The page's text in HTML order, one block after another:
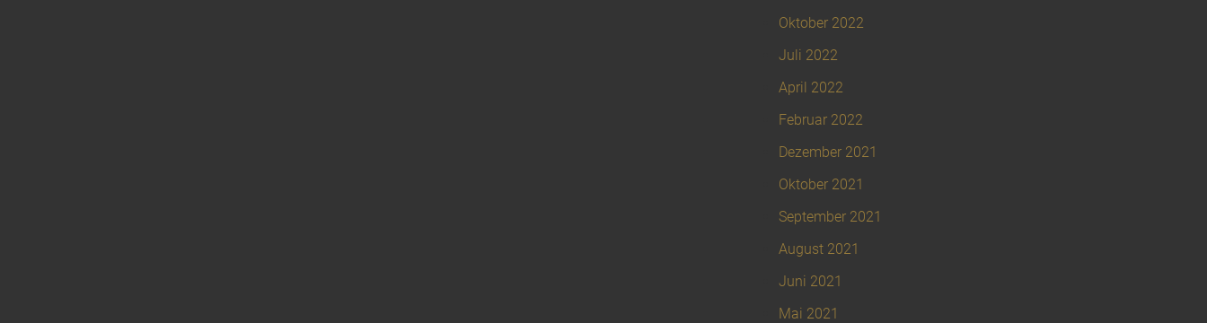
Oktober 2022
Juli 2022
April 2022
Februar 2022
Dezember 2021
Oktober 2021
September 2021
August 2021
Juni 2021
Mai 2021